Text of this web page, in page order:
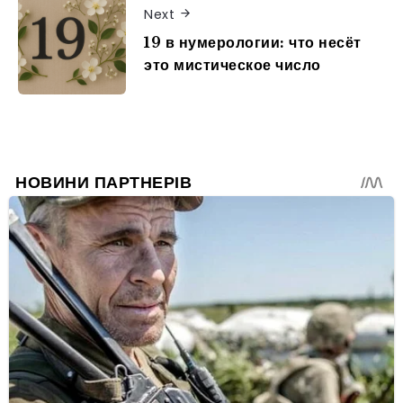
Next
19 в нумерологии: что несёт
это мистическое число